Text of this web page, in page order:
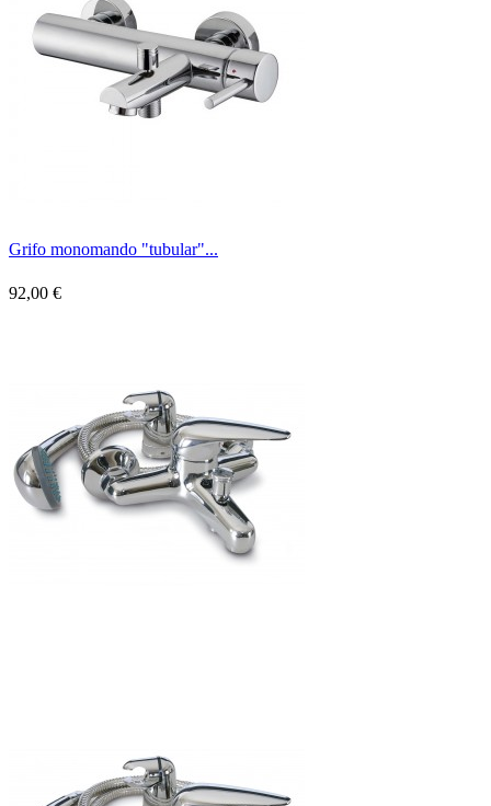
Grifo monomando "tubular"...
92,00 €